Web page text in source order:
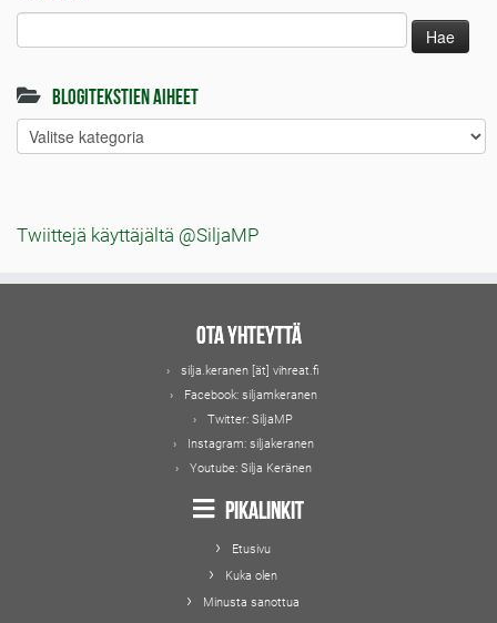
Blogitekstien aiheet
Blogitekstien
aiheet
Twiittejä käyttäjältä @SiljaMP
Ota yhteyttä
silja.keranen [ät] vihreat.fi
Facebook: siljamkeranen
Twitter: SiljaMP
Instagram: siljakeranen
Youtube: Silja Keränen
Pikalinkit
Etusivu
Kuka olen
Minusta sanottua